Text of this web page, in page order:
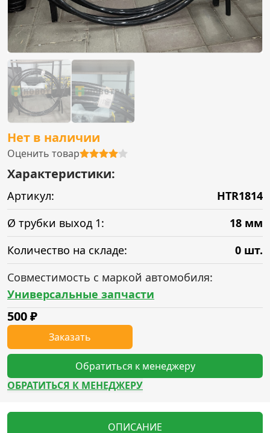
Нет в наличии
Оценить товар
Характеристики:
Артикул:
HTR1814
Ø трубки выход 1:
18 мм
Количество на складе:
0 шт.
Совместимость с маркой автомобиля:
Универсальные запчасти
500₽
Заказать
Обратиться к менеджеру
ОБРАТИТЬСЯ К МЕНЕДЖЕРУ
ОПИСАНИЕ